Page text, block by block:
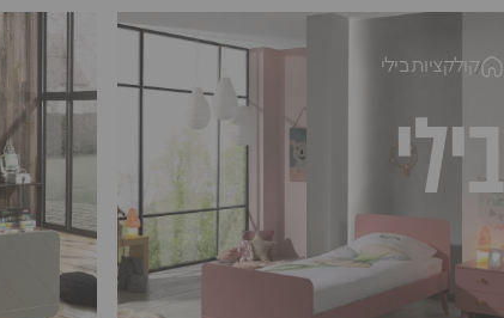
קולקציותבילי
בילי